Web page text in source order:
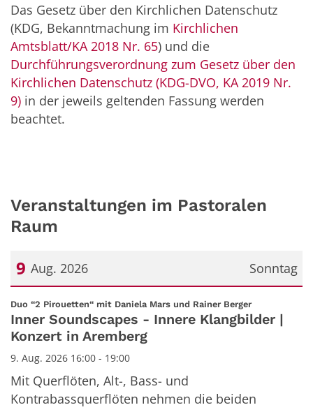
Das Gesetz über den Kirchlichen Datenschutz
(KDG, Bekanntmachung im Kirchlichen
Amtsblatt/KA 2018 Nr. 65) und die
Durchführungsverordnung zum Gesetz über den
Kirchlichen Datenschutz (KDG-DVO, KA 2019 Nr.
9) in der jeweils geltenden Fassung werden
beachtet.
Veranstaltungen im Pastoralen
Raum
Sonntag
9 Aug. 2026
Datum: 9. August 2026
Duo “2 Pirouetten“ mit Daniela Mars und Rainer Berger:
Inner Soundscapes - Innere Klangbilder |
Konzert in Aremberg
9. Aug. 2026 16:00 - 19:00
Mit Querflöten, Alt-, Bass- und
Kontrabassquerflöten nehmen die beiden